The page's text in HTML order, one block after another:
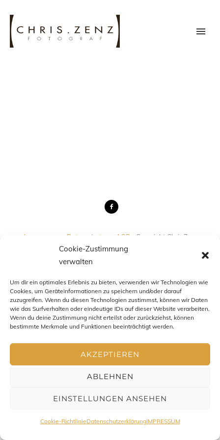
Cookie-Zustimmung
verwalten
Um dir ein optimales Erlebnis zu bieten, verwenden wir Technologien wie
Cookies, um Geräteinformationen zu speichern und/oder darauf
zuzugreifen. Wenn du diesen Technologien zustimmst, können wir Daten
wie das Surfverhalten oder eindeutige IDs auf dieser Website verarbeiten.
Wenn du deine Zustimmung nicht erteilst oder zurückziehst, können
bestimmte Merkmale und Funktionen beeinträchtigt werden.
AKZEPTIEREN
ABLEHNEN
EINSTELLUNGEN ANSEHEN
Cookie-RichtlinieDatenschutzerklärungIMPRESSUM
Impressum Datenschutz AGB - Copyright Chris Zenz
2016-2026. All Rights Reserved